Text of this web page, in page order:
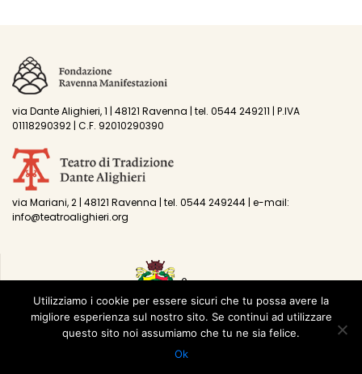
via Dante Alighieri, 1 | 48121 Ravenna | tel. 0544 249211 | P.IVA
01118290392 | C.F. 92010290390
via Mariani, 2 | 48121 Ravenna | tel. 0544 249244 | e-mail:
info@teatroalighieri.org
Utilizziamo i cookie per essere sicuri che tu possa avere la
migliore esperienza sul nostro sito. Se continui ad utilizzare
questo sito noi assumiamo che tu ne sia felice.
Ok